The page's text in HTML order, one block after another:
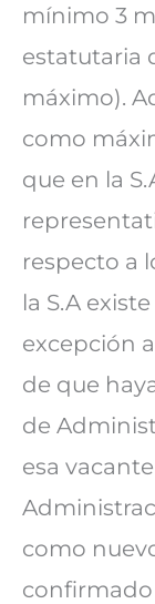
mínimo 3
estatutaria
máximo).
como
que en la
respecto a
la S.A
excepción
de que
de
esa
como